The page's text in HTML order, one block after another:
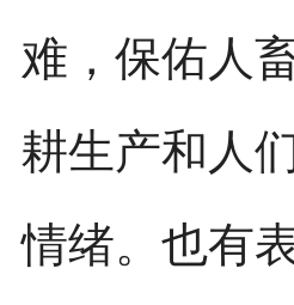
难，保佑人
耕生产和人
情绪。也有